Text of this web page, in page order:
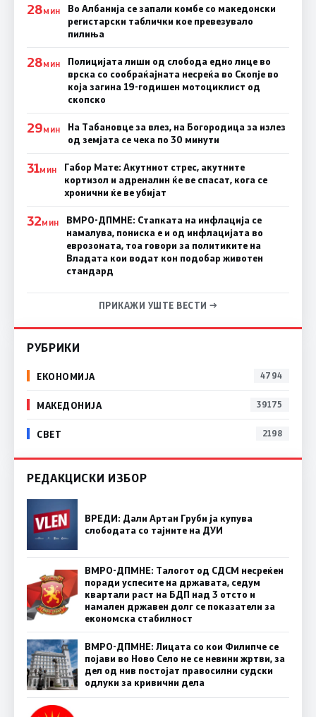
28МИН
Во Албанија се запали комбе со македонски
регистарски таблички кое превезувало
пилиња
28МИН
Полицијата лиши од слобода едно лице во
врска со сообраќајната несреќа во Скопје во
која загина 19-годишен мотоциклист од
скопско
29МИН
На Табановце за влез, на Богородица за излез
од земјата се чека по 30 минути
31МИН
Габор Мате: Акутниот стрес, акутните
кортизол и адреналин ќе ве спасат, кога се
хронични ќе ве убијат
32МИН
ВМРО-ДПМНЕ: Стапката на инфлација се
намалува, пониска е и од инфлацијата во
еврозоната, тоа говори за политиките на
Владата кои водат кон подобар животен
стандард
ПРИКАЖИ УШТЕ ВЕСТИ →
РУБРИКИ
ЕКОНОМИЈА 4794
МАКЕДОНИЈА 39175
СВЕТ 2198
РЕДАКЦИСКИ ИЗБОР
ВРЕДИ: Дали Артан Груби ја купува
слободата со тајните на ДУИ
ВМРО-ДПМНЕ: Талогот од СДСМ несреќен
поради успесите на државата, седум
квартали раст на БДП над 3 отсто и
намален државен долг се показатели за
економска стабилност
ВМРО-ДПМНЕ: Лицата со кои Филипче се
појави во Ново Село не се невини жртви, за
дел од нив постојат правосилни судски
одлуки за кривични дела